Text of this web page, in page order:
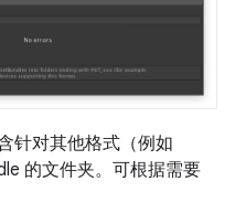
针对其他格式（例如
的文件夹。可根据需要